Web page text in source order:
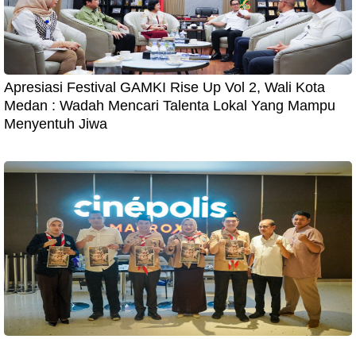
Apresiasi Festival GAMKI Rise Up Vol 2, Wali Kota
Medan : Wadah Mencari Talenta Lokal Yang Mampu
Menyentuh Jiwa